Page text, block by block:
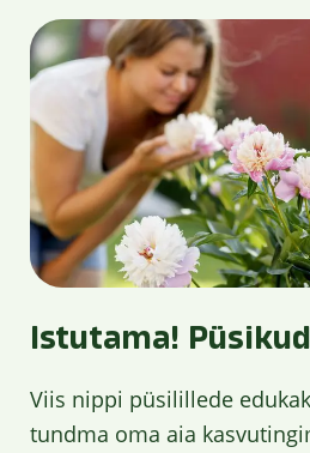
Istutama! Püsikud
Viis nippi püsilillede
tundma oma aia